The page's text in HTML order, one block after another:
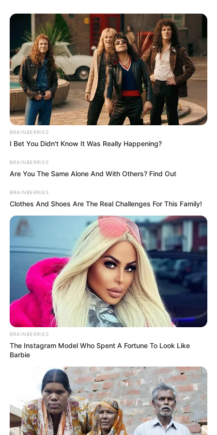
Passo a passo – Anel mágico e bolinha
de amigurumi
Esse passo a passo foi elaborado pela Nathalia
Araújo, do
Coelho Branco. Ela ensina como fazer o
famosoanel mágico, que é o primeiro passo para
fazer qualquer peça de amigurumi. Assista e
aprenda como fazer!
Materiais necessários:
Linha para amigurumi
Agulha de crochê
Agulha de tapeceiro
Tesoura
Prontinho! Agora você já tem um passo a passo
BRAINBERRIES
I Bet You Didn't Know It Was Really Happening?
BRAINBERRIES
Are You The Same Alone And With Others? Find Out
BRAINBERRIES
Clothes And Shoes Are The Real Challenges For This Family!
BRAINBERRIES
The Instagram Model Who Spent A Fortune To Look Like
Barbie